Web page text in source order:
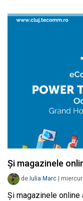
Și magazinele
de Iulia Marc
Și magazinele online